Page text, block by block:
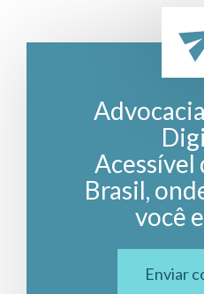
Acessível
Brasil,
você
Enviar